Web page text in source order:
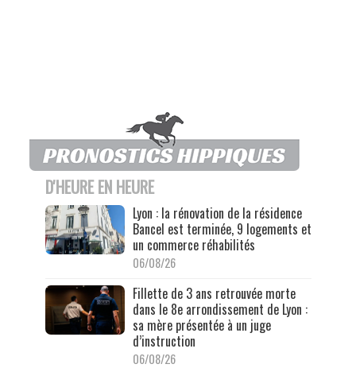
D'HEURE EN HEURE
Lyon : la rénovation de la résidence
Bancel est terminée, 9 logements et
un commerce réhabilités
06/08/26
Fillette de 3 ans retrouvée morte
dans le 8e arrondissement de Lyon :
sa mère présentée à un juge
d’instruction
06/08/26